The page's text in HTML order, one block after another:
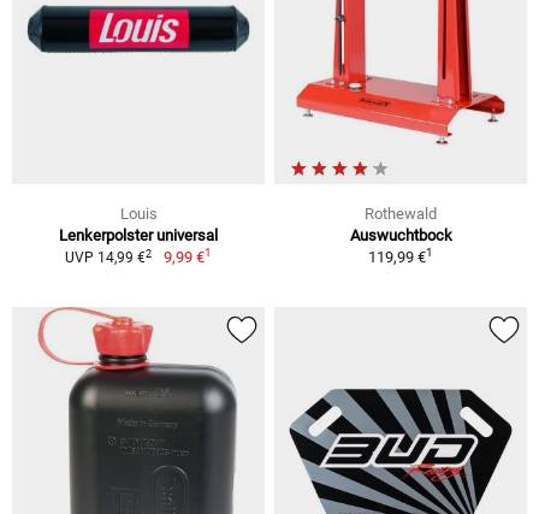
Louis
Lenkerpolster universal
UVP 14,99 €2 9,99 €1
Rothewald
Auswuchtbock
119,99 €1